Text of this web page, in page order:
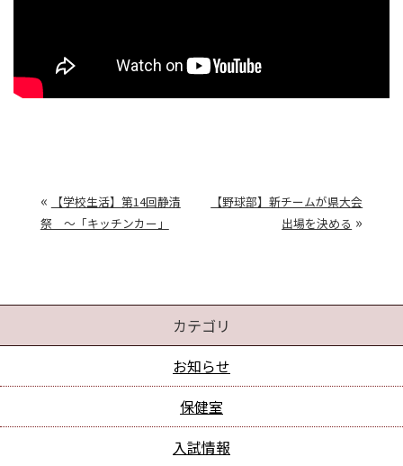
«
【学校生活】第14回静清
祭 ～「キッチンカー」
【野球部】新チームが県大会
出場を決める »
カテゴリ
お知らせ
保健室
入試情報